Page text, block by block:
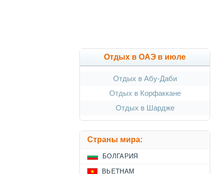
Отдых в ОАЭ в июле
Отдых в Абу-Даби
Отдых в Корфаккане
Отдых в Шардже
Страны мира:
БОЛГАРИЯ
ВЬЕТНАМ